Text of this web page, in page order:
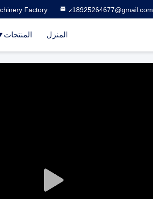
Factory z18925264677@gmail.com
المنزل المنتجات
Play